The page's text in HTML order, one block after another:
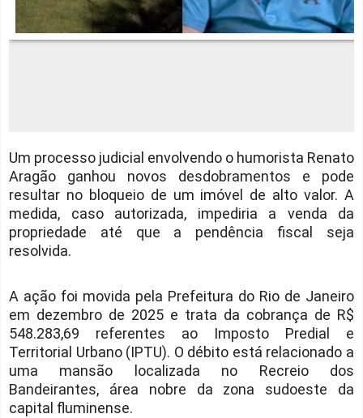
Um processo judicial envolvendo o humorista Renato
Aragão ganhou novos desdobramentos e pode
resultar no bloqueio de um imóvel de alto valor. A
medida, caso autorizada, impediria a venda da
propriedade até que a pendência fiscal seja
resolvida.
A ação foi movida pela Prefeitura do Rio de Janeiro
em dezembro de 2025 e trata da cobrança de R$
548.283,69 referentes ao Imposto Predial e
Territorial Urbano (IPTU). O débito está relacionado a
uma mansão localizada no Recreio dos
Bandeirantes, área nobre da zona sudoeste da
capital fluminense.